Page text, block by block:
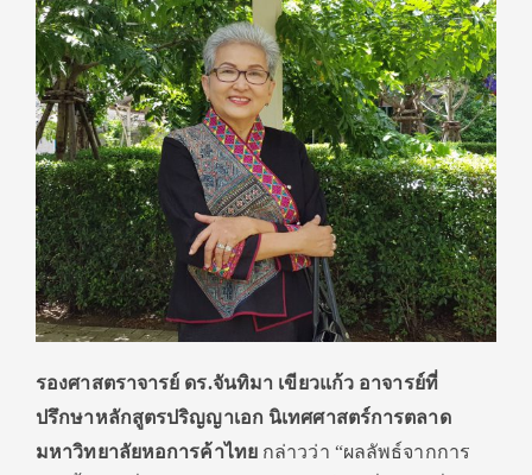
รองศาสตราจารย์ ดร.จันทิมา เขียวแก้ว อาจารย์ที่
ปรึกษาหลักสูตรปริญญาเอก นิเทศศาสตร์การตลาด
มหาวิทยาลัยหอการค้าไทยกล่าวว่า “ผลลัพธ์จากการ